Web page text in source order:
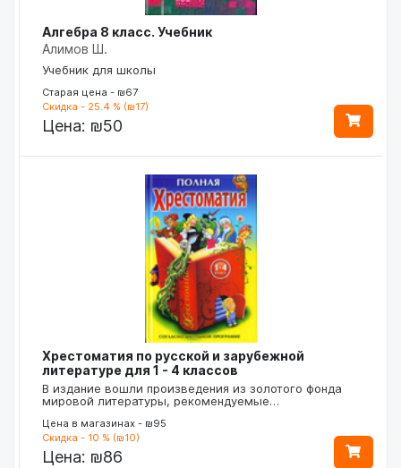
Алгебра 8 класс. Учебник
Алимов Ш.
Учебник для школы
Старая цена - ₪67
Скидка - 25.4 % (₪17)
Цена: ₪50
Хрестоматия по русской и зарубежной
литературе для 1 - 4 классов
В издание вошли произведения из золотого фонда
мировой литературы, рекомендуемые…
Цена в магазинах - ₪95
Скидка - 10 % (₪10)
Цена: ₪86